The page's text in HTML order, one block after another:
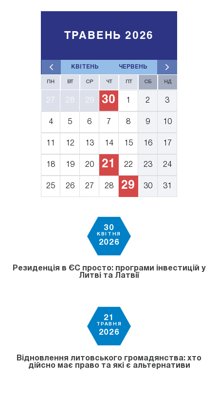
КВІТЕНЬ ЧЕРВЕНЬ
ТРАВЕНЬ 2026
ПН ВТ СР ЧТ ПТ СБ НД
27 28 29 30 1 2 3
4 5 6 7 8 9 10
11 12 13 14 15 16 17
18 19 20 21 22 23 24
25 26 27 28 29 30 31
30
КВІТНЯ
2026
Резиденція в ЄС просто: програми інвестицій у
Литві та Латвії
21
ТРАВНЯ
2026
Відновлення литовського громадянства: хто
дійсно має право та які є альтернативи